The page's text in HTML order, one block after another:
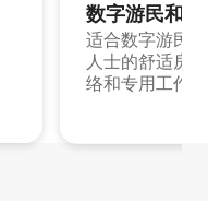
数字游民和
适合数字游民
人士的舒适房
络和专用工作